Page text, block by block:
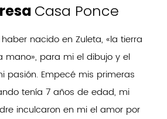
Casa Ponce
nacido en Zuleta, «la tierra
mano», para mi el dibujo y el
pasión. Empecé mis primeras
tenía 7 años de edad, mi
inculcaron en mi el amor por